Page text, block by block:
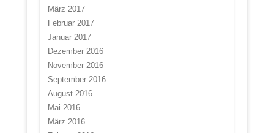
März 2017
Februar 2017
Januar 2017
Dezember 2016
November 2016
September 2016
August 2016
Mai 2016
März 2016